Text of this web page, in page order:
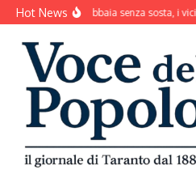
Salta al contenuto
Hot NewsIl cane abbaia senza sosta, i